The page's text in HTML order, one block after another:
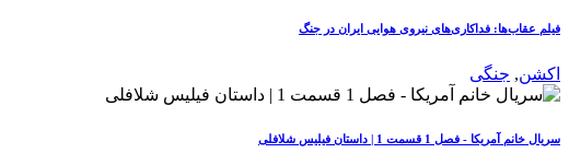
فیلم عقاب‌ها: فداکاری‌های نیروی هوایی ایران در جنگ
اکشن, جنگی
سریال خانم آمریکا - فصل 1 قسمت 1 | داستان فیلیس شلافلی